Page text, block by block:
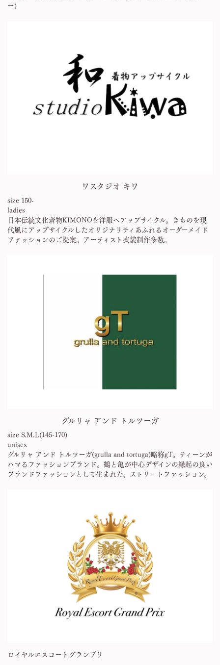
ー)
ワスタジオ キワ
size 150-
ladies
日本伝統文化着物KIMONOを洋服へアップサイクル。きものを現
代風にアップサイクルしたオリジナリティあふれるオーダーメイド
ファッションのご提案。アーティスト衣装制作多数。
グルリャ アンド トルツーガ
size S.M.L(145-170)
unisex
グルリャ アンド トルツーガ(grulla and tortuga)略称gT。ティーンが
ハマるファッションブランド。鶴と亀が中心デザインの縁起の良い
ブランドファッションとして生まれた、ストリートファッション。
ロイヤルエスコートグランプリ